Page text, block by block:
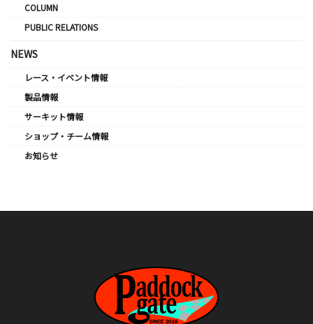
COLUMN
PUBLIC RELATIONS
NEWS
レース・イベント情報
製品情報
サーキット情報
ショップ・チーム情報
お知らせ